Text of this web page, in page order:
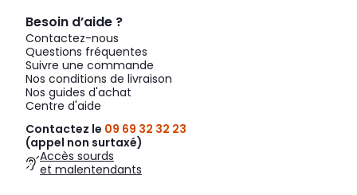
Besoin d’aide ?
Contactez-nous
Questions fréquentes
Suivre une commande
Nos conditions de livraison
Nos guides d'achat
Centre d'aide
Contactez le 09 69 32 32 23
(appel non surtaxé)
Accès sourds
et malentendants